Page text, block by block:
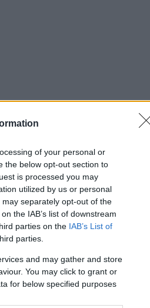
of your personal or
the below opt-out section to
is processed you may
utilized by us or personal
separately opt-out of the
the IAB’s list of downstream
parties on the IAB’s List of
parties.
and may gather and store
You may click to grant or
for below specified purposes
Tänä vuonna
9600 hiihtäjää.
39. American
eri matkoille
siitä kohti